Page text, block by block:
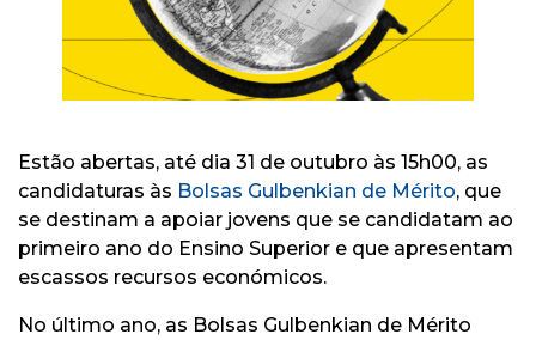
Estão abertas, até dia 31 de outubro às 15h00, as
candidaturas às Bolsas Gulbenkian de Mérito, que
se destinam a apoiar jovens que se candidatam ao
primeiro ano do Ensino Superior e que apresentam
escassos recursos económicos.
No último ano, as Bolsas Gulbenkian de Mérito